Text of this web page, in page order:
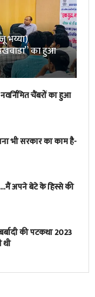
भय्या)
का हुआ
चैंबरों का हुआ
भी सरकार का काम है-
अपने बेटे के हिस्से की
की पटकथा 2023
थी